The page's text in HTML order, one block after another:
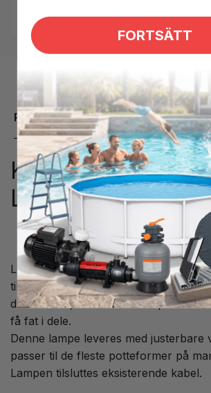
Produktbeskrivelse
Komplet lampe
LED 12 hvid
LED hvid udskiftningslampe fra
til at udskifte hele lampen i en
du ikke ved, hvad du har af
få fat i dele.
Denne lampe leveres med justerbare
passer til de fleste potteformer på
Lampen tilsluttes eksisterende kabel.
FORTSÄTT